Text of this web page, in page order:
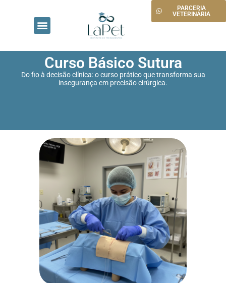
PARCERIA
VETERINÁRIA
Do fio à decisão clínica: o curso prático que transforma sua
insegurança em precisão cirúrgica.
Curso Básico Sutura